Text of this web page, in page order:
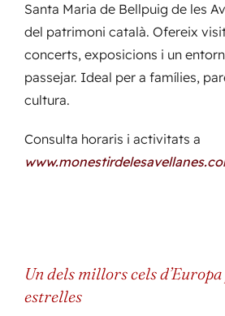
Santa Maria de Bellpuig de les
del patrimoni català. Ofereix
concerts, exposicions i un
passejar. Ideal per a famílies,
cultura.
Consulta horaris i activitats a
Un dels millors cels
estrelles